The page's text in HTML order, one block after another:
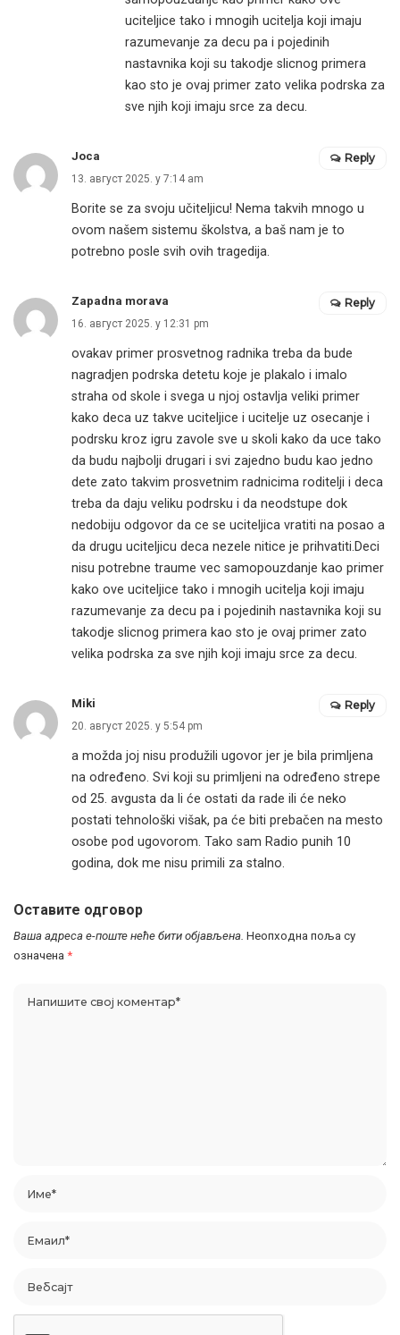
uciteljice tako i mnogih ucitelja koji imaju
razumevanje za decu pa i pojedinih
nastavnika koji su takodje slicnog primera
kao sto je ovaj primer zato velika podrska za
sve njih koji imaju srce za decu.
Joca
13. август 2025. у 7:14 am
Borite se za svoju učiteljicu! Nema takvih mnogo u
ovom našem sistemu školstva, a baš nam je to
potrebno posle svih ovih tragedija.
Reply
Zapadna morava
16. август 2025. у 12:31 pm
ovakav primer prosvetnog radnika treba da bude
nagradjen podrska detetu koje je plakalo i imalo
straha od skole i svega u njoj ostavlja veliki primer
kako deca uz takve uciteljice i ucitelje uz osecanje i
podrsku kroz igru zavole sve u skoli kako da uce tako
da budu najbolji drugari i svi zajedno budu kao jedno
dete zato takvim prosvetnim radnicima roditelji i deca
treba da daju veliku podrsku i da neodstupe dok
nedobiju odgovor da ce se uciteljica vratiti na posao a
da drugu uciteljicu deca nezele nitice je prihvatiti.Deci
nisu potrebne traume vec samopouzdanje kao primer
kako ove uciteljice tako i mnogih ucitelja koji imaju
razumevanje za decu pa i pojedinih nastavnika koji su
takodje slicnog primera kao sto je ovaj primer zato
velika podrska za sve njih koji imaju srce za decu.
Reply
Miki
20. август 2025. у 5:54 pm
a možda joj nisu produžili ugovor jer je bila primljena
na određeno. Svi koji su primljeni na određeno strepe
od 25. avgusta da li će ostati da rade ili će neko
postati tehnološki višak, pa će biti prebačen na mesto
osobe pod ugovorom. Tako sam Radio punih 10
godina, dok me nisu primili za stalno.
Reply
Оставите одговор
Ваша адреса е-поште неће бити објављена. Неопходна поља су
означена *